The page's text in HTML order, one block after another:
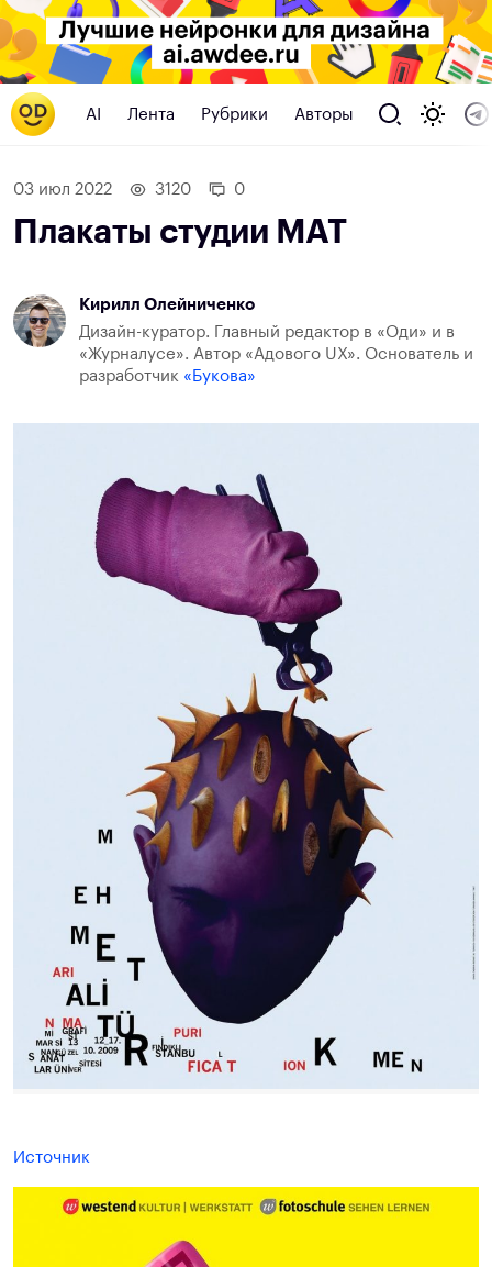
AI Лента Рубрики Авторы
03 июл 2022 3120 0
Плакаты студии MAT
Кирилл Олейниченко
Дизайн-куратор. Главный редактор в «Оди» и в
«Журналусе». Автор «Адового UX». Основатель и
разработчик «Букова»
Источник